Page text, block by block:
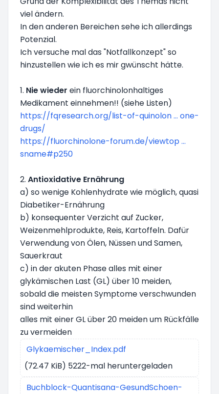
viel ändern.
In den anderen Bereichen sehe ich allerdings
Potenzial.
Ich versuche mal das "Notfallkonzept" so
hinzustellen wie ich es mir gwünscht hätte.
1. Nie wieder ein fluorchinolonhaltiges
Medikament einnehmen!! (siehe Listen)
https://fqresearch.org/list-of-quinolon ... one-
drugs/
https://fluorchinolone-forum.de/viewtop ...
sname#p250
2. Antioxidative Ernährung
a) so wenige Kohlenhydrate wie möglich, quasi
Diabetiker-Ernährung
b) konsequenter Verzicht auf Zucker,
Weizenmehlprodukte, Reis, Kartoffeln. Dafür
Verwendung von Ölen, Nüssen und Samen,
Sauerkraut
c) in der akuten Phase alles mit einer
glykämischen Last (GL) über 10 meiden,
sobald die meisten Symptome verschwunden
sind weiterhin
alles mit einer GL über 20 meiden um Rückfälle
zu vermeiden
Glykaemischer_Index.pdf
(72.47 KiB) 5222-mal heruntergeladen
Buchblock-Quantisana-GesundSchoen-